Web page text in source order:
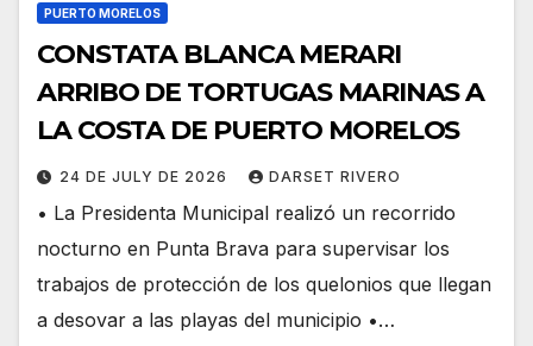
PUERTO MORELOS
CONSTATA BLANCA MERARI
ARRIBO DE TORTUGAS MARINAS A
LA COSTA DE PUERTO MORELOS
24 DE JULY DE 2026 DARSET RIVERO
• ⁠La Presidenta Municipal realizó un recorrido
nocturno en Punta Brava para supervisar los
trabajos de protección de los quelonios que llegan
a desovar a las playas del municipio •⁠…